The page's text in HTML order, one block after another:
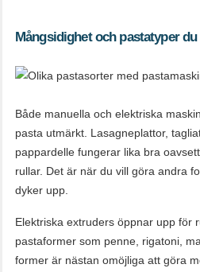
Mångsidighet och pastatyper
Både manuella och elektriska
pasta utmärkt. Lasagneplattor,
pappardelle fungerar lika bra
rullar. Det är när du vill göra andra
dyker upp.
Elektriska extruders öppnar upp för
pastaformer som penne, rigatoni,
former är nästan omöjliga att göra